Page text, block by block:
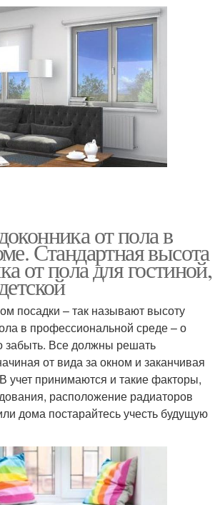
от пола в
Стандартная высота
от пола для гостиной,
посадки – так называют высоту
в профессиональной среде – о
забыть. Все должны решать
от вида за окном и заканчивая
учет принимаются и такие факторы,
расположение радиаторов
дома постарайтесь учесть будущую